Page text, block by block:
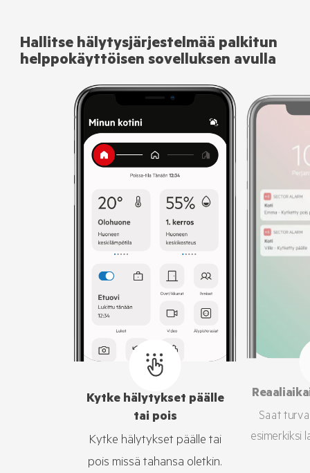
Hallitse hälytysjärjestelmää palkitun
helppokäyttöisen sovelluksen avulla
Kytke hälytykset päälle
tai pois
Kytke hälytykset päälle tai
pois missä tahansa oletkin.
Saat
esimerkiksi